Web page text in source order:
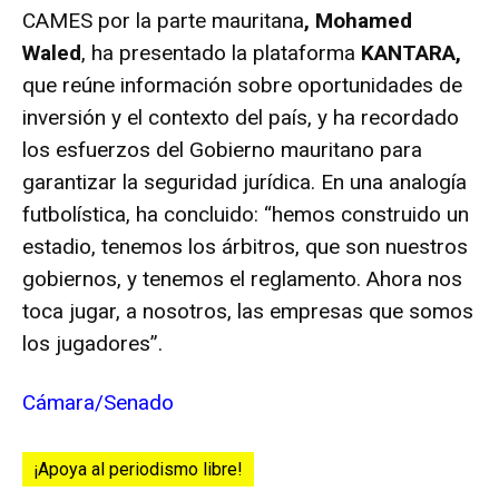
CAMES por la parte mauritana, Mohamed
Waled, ha presentado la plataforma KANTARA,
que reúne información sobre oportunidades de
inversión y el contexto del país, y ha recordado
los esfuerzos del Gobierno mauritano para
garantizar la seguridad jurídica. En una analogía
futbolística, ha concluido: “hemos construido un
estadio, tenemos los árbitros, que son nuestros
gobiernos, y tenemos el reglamento. Ahora nos
toca jugar, a nosotros, las empresas que somos
los jugadores”.
Cámara/Senado
¡Apoya al periodismo libre!